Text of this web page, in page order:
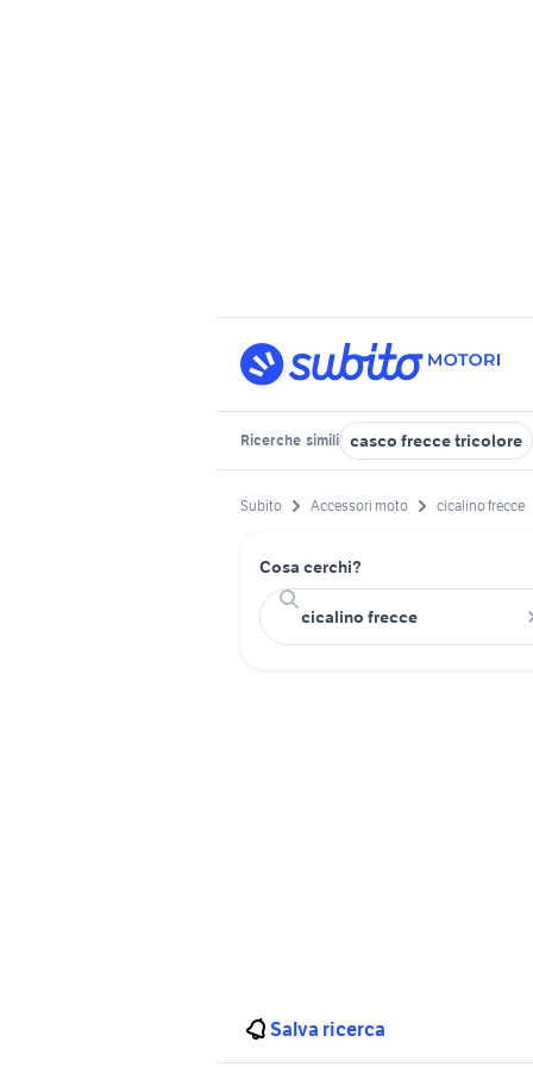
Ricerche simili casco frecce tricolore
Subito Accessori moto cicalino frecce
Cosa cerchi?
Salva ricerca